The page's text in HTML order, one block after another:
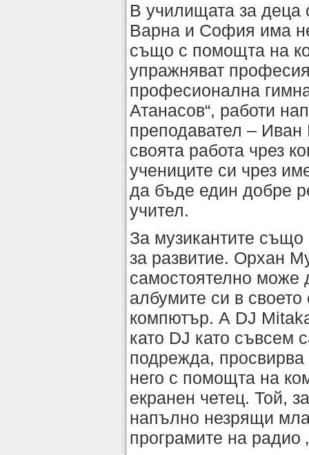
В училищата за деца
Варна и София има
също с помощта на
упражняват
професионална
Атанасов“, работи
преподавател – Иван
своята работа чрез
учениците си чрез
да бъде един добре
учител.
За музикантите
за развитие. Орхан
самостоятелно може
албумите си в
компютър. А DJ
като DJ като съвсем
подрежда,
него с помощта на
екранен четец. Той,
напълно незрящи
програмите на радио